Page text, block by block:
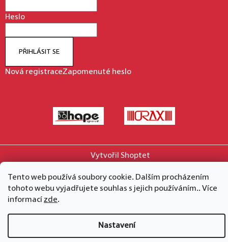
Tento web používá soubory cookie. Dalším procházením
tohoto webu vyjadřujete souhlas s jejich používáním.. Více
informací zde.
Nastavení
Heslo
PŘIHLÁSIT SE
Nová registraceZapomenuté heslo
Vytvořil Shoptet
Copyright 2026
hape.cz . Všechna práva vyhrazena.